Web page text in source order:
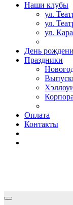
Наши клубы
ул.
ул.
ул.
День
Праздники
Оплата
Контакты